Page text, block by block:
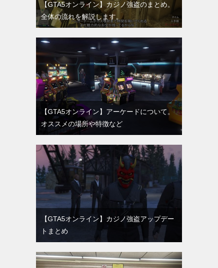
【GTA5オンライン】カジノ強盗のまとめ。
全体の流れを解説します。
【GTA5オンライン】アーケードについて。
オススメの場所や特徴など
【GTA5オンライン】カジノ強盗アップデー
トまとめ